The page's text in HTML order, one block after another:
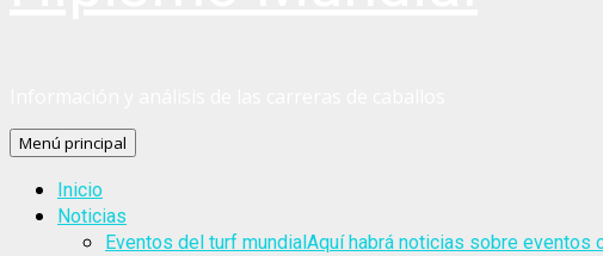
Menú principal
Inicio
Noticias
Eventos del turf mundialAquí habrá noticias sobre eventos